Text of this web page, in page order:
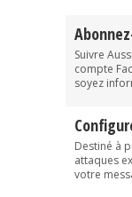
Suivre
compte
soyez
Destiné à
attaques
votre